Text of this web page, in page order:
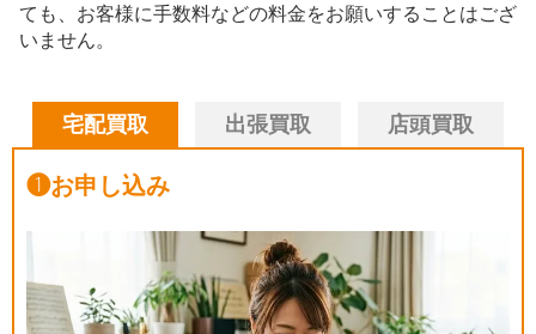
ても、お客様に手数料などの料金をお願いすることはござ
いません。
宅配買取 出張買取 店頭買取
❶お申し込み